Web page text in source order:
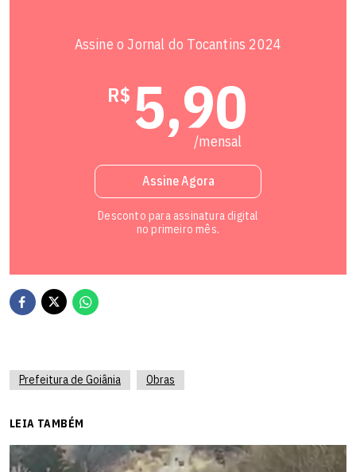
Assine o Jornal do Tocantins 2024
R$ 5,90
/mensal
Assine Agora
Desconto para assinatura digital
no primeiro mês.
Prefeitura de Goiânia Obras
LEIA TAMBÉM